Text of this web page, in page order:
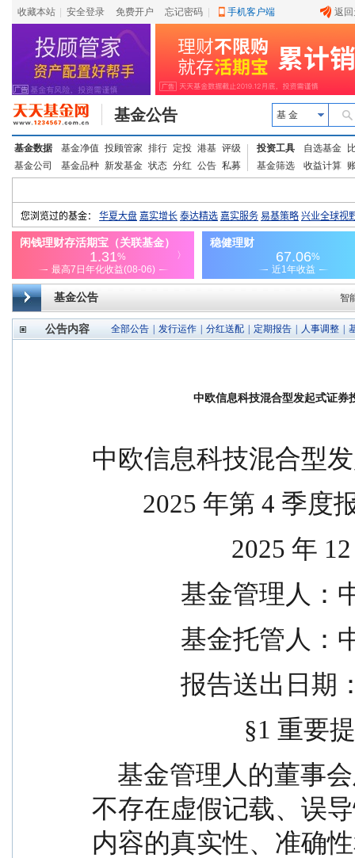
收藏本站 安全登录 免费开户 忘记密码 手机客户端 返
基金公告 基 金
基金数据 基金净值 投顾管家 排行 定投 港基 评级
基金公司
基金品种 新发基金 状态 分红 公告 私募
投资工具 自选基金
基金筛选
收益计算
基金公告 智
公告内容 全部公告 发行运作 分红送配 定期报告 人事调整
中欧信息科技混合型发起式证券
中欧信息科技混合型
2025 年第 4 季
基金
基金
报告
§1
不存在虚假记载、误
内容的真实性、准确